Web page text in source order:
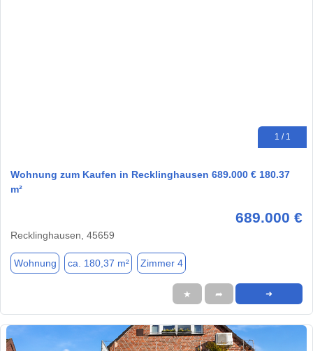
1 / 1
Wohnung zum Kaufen in Recklinghausen 689.000 € 180.37
m²
689.000 €
Recklinghausen, 45659
Wohnung ca. 180,37 m² Zimmer 4
★ ➦ ➜